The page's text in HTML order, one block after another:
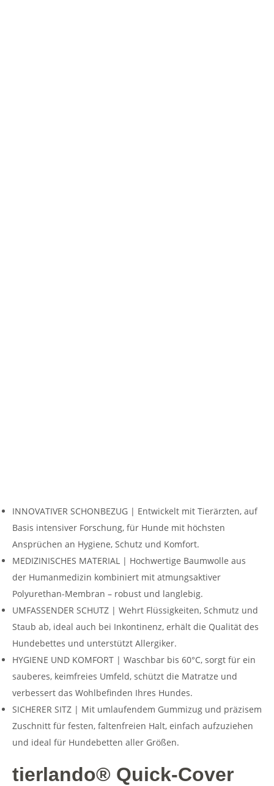
INNOVATIVER SCHONBEZUG | Entwickelt mit Tierärzten, auf
Basis intensiver Forschung, für Hunde mit höchsten
Ansprüchen an Hygiene, Schutz und Komfort.
MEDIZINISCHES MATERIAL | Hochwertige Baumwolle aus
der Humanmedizin kombiniert mit atmungsaktiver
Polyurethan-Membran – robust und langlebig.
UMFASSENDER SCHUTZ | Wehrt Flüssigkeiten, Schmutz und
Staub ab, ideal auch bei Inkontinenz, erhält die Qualität des
Hundebettes und unterstützt Allergiker.
HYGIENE UND KOMFORT | Waschbar bis 60°C, sorgt für ein
sauberes, keimfreies Umfeld, schützt die Matratze und
verbessert das Wohlbefinden Ihres Hundes.
SICHERER SITZ | Mit umlaufendem Gummizug und präzisem
Zuschnitt für festen, faltenfreien Halt, einfach aufzuziehen
und ideal für Hundebetten aller Größen.
tierlando® Quick-Cover